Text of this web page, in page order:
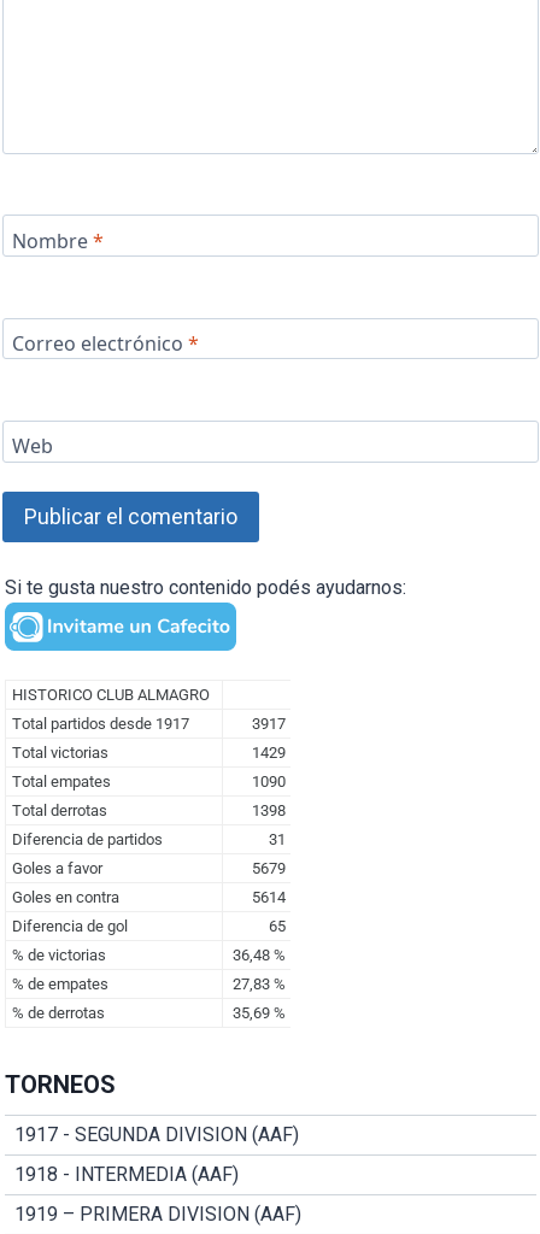
Nombre*
Correo electrónico *
Web
Si te gusta nuestro contenido podés ayudarnos:
TORNEOS
1917 - SEGUNDA DIVISION (AAF)
1918 - INTERMEDIA (AAF)
1919 – PRIMERA DIVISION (AAF)